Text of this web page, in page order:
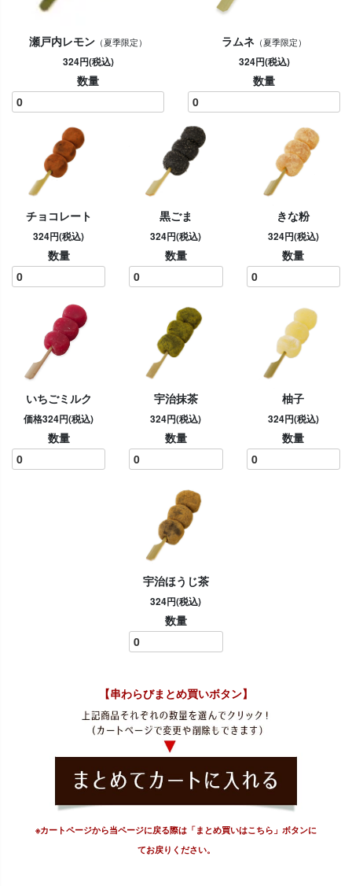
瀬戸内レモン （夏季限定）
324円(税込)
数量
ラムネ （夏季限定）
324円(税込)
数量
チョコレート
324円(税込)
数量
黒ごま
324円(税込)
数量
きな粉
324円(税込)
数量
いちごミルク
価格324円(税込)
数量
宇治抹茶
324円(税込)
数量
柚子
324円(税込)
数量
宇治ほうじ茶
324円(税込)
数量
【串わらびまとめ買いボタン】
※カートページから当ページに戻る際は「まとめ買いはこちら」ボタンに
てお戻りください。